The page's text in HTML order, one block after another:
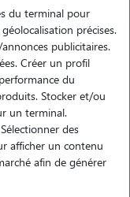
du terminal pour
précises.
publicitaires.
Créer un profil
du
Stocker et/ou
un terminal.
des
afficher un contenu
afin de générer